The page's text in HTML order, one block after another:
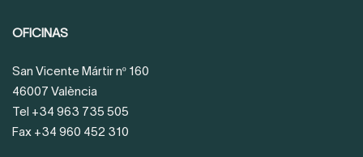
OFICINAS
San Vicente Mártir nº 160
46007 València
Tel +34 963 735 505
Fax +34 960 452 310